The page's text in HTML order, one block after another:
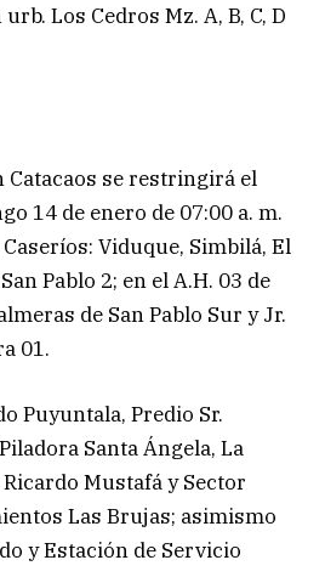
urb. Los Cedros Mz. A, B, C, D
Catacaos se restringirá el
14 de enero de 07:00 a. m.
Caseríos: Viduque, Simbilá, El
Pablo 2; en el A.H. 03 de
de San Pablo Sur y Jr.
01.
Puyuntala, Predio Sr.
Santa Ángela, La
Ricardo Mustafá y Sector
Las Brujas; asimismo
y Estación de Servicio